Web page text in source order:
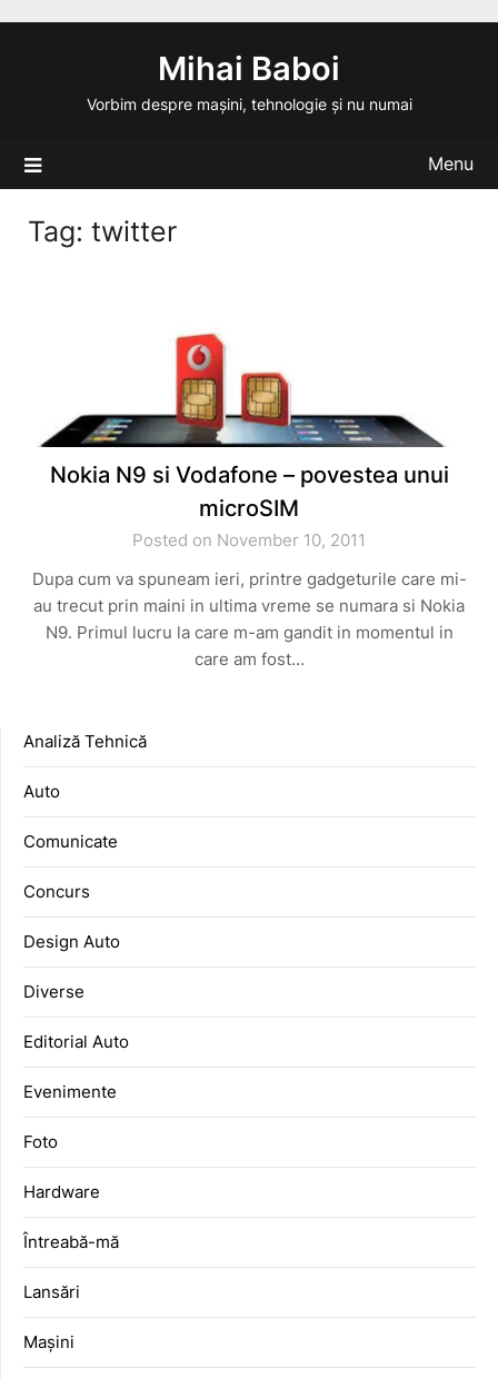
Mihai Baboi
Vorbim despre mașini, tehnologie și nu numai
Menu
Tag: twitter
Nokia N9 si Vodafone – povestea unui
microSIM
Posted on November 10, 2011
Dupa cum va spuneam ieri, printre gadgeturile care mi-
au trecut prin maini in ultima vreme se numara si Nokia
N9. Primul lucru la care m-am gandit in momentul in
care am fost…
Analiză Tehnică
Auto
Comunicate
Concurs
Design Auto
Diverse
Editorial Auto
Evenimente
Foto
Hardware
Întreabă-mă
Lansări
Mașini